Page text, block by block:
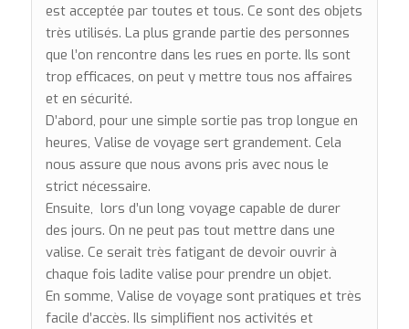
est acceptée par toutes et tous. Ce sont des objets
très utilisés. La plus grande partie des personnes
que l’on rencontre dans les rues en porte. Ils sont
trop efficaces, on peut y mettre tous nos affaires
et en sécurité.
D’abord, pour une simple sortie pas trop longue en
heures, Valise de voyage sert grandement. Cela
nous assure que nous avons pris avec nous le
strict nécessaire.
Ensuite, lors d’un long voyage capable de durer
des jours. On ne peut pas tout mettre dans une
valise. Ce serait très fatigant de devoir ouvrir à
chaque fois ladite valise pour prendre un objet.
En somme, Valise de voyage sont pratiques et très
facile d’accès. Ils simplifient nos activités et